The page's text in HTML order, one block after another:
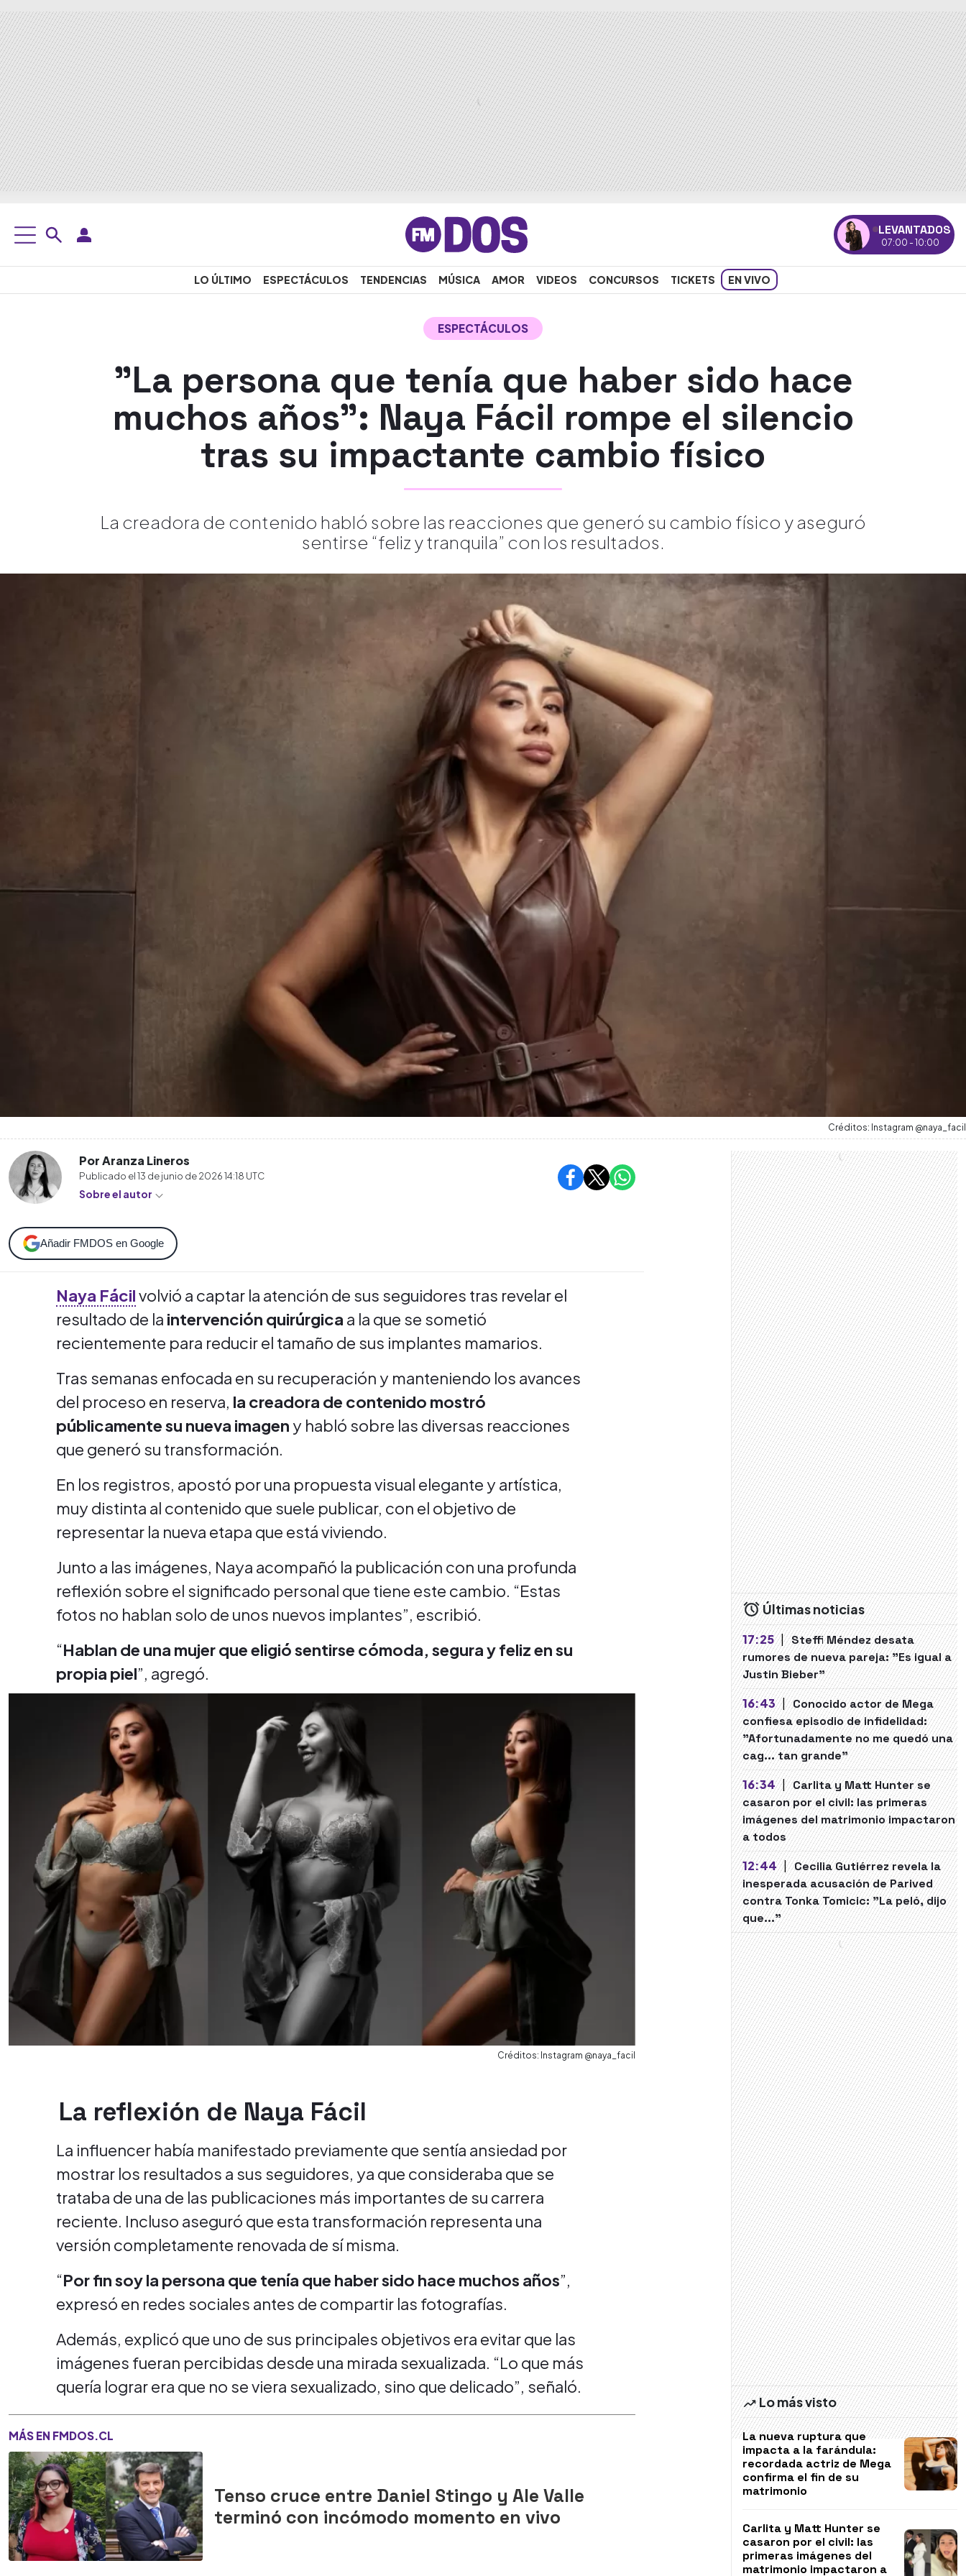
LEVANTADOS
07:00 - 10:00
LO ÚLTIMO ESPECTÁCULOS TENDENCIAS MÚSICA AMOR VIDEOS CONCURSOS TICKETS EN VIVO
ESPECTÁCULOS
"La persona que tenía que haber sido hace
muchos años": Naya Fácil rompe el silencio
tras su impactante cambio físico
La creadora de contenido habló sobre las reacciones que generó su cambio físico y aseguró
sentirse “feliz y tranquila” con los resultados.
Créditos: Instagram @naya_facil
Por Aranza Lineros
Publicado el13 de junio de 2026 14:18 UTC
Sobre el autor
Añadir FMDOS en Google
Naya Fácilvolvió a captar la atención de sus seguidores tras revelar el
resultado de la intervención quirúrgica a la que se sometió
recientemente para reducir el tamaño de sus implantes mamarios.
Tras semanas enfocada en su recuperación y manteniendo los avances
del proceso en reserva, la creadora de contenido mostró
públicamente su nueva imagen y habló sobre las diversas reacciones
que generó su transformación.
En los registros, apostó por una propuesta visual elegante y artística,
muy distinta al contenido que suele publicar, con el objetivo de
representar la nueva etapa que está viviendo.
Junto a las imágenes, Naya acompañó la publicación con una profunda
reflexión sobre el significado personal que tiene este cambio. “Estas
fotos no hablan solo de unos nuevos implantes”, escribió.
“Hablan de una mujer que eligió sentirse cómoda, segura y feliz en su
propia piel”, agregó.
Créditos: Instagram @naya_facil
La reflexión de Naya Fácil
La influencer había manifestado previamente que sentía ansiedad por
mostrar los resultados a sus seguidores, ya que consideraba que se
trataba de una de las publicaciones más importantes de su carrera
reciente. Incluso aseguró que esta transformación representa una
versión completamente renovada de sí misma.
“Por fin soy la persona que tenía que haber sido hace muchos años”,
expresó en redes sociales antes de compartir las fotografías.
Además, explicó que uno de sus principales objetivos era evitar que las
imágenes fueran percibidas desde una mirada sexualizada. “Lo que más
quería lograr era que no se viera sexualizado, sino que delicado”, señaló.
MÁS EN FMDOS.CL
Tenso cruce entre Daniel Stingo y Ale Valle
terminó con incómodo momento en vivo
Últimas noticias
17:25 | Steffi Méndez desata
rumores de nueva pareja: "Es igual a
Justin Bieber"
16:43 | Conocido actor de Mega
confiesa episodio de infidelidad:
"Afortunadamente no me quedó una
cag... tan grande"
16:34 | Carlita y Matt Hunter se
casaron por el civil: las primeras
imágenes del matrimonio impactaron
a todos
12:44 | Cecilia Gutiérrez revela la
inesperada acusación de Parived
contra Tonka Tomicic: "La peló, dijo
que..."
Lo más visto
La nueva ruptura que
impacta a la farándula:
recordada actriz de Mega
confirma el fin de su
matrimonio
Carlita y Matt Hunter se
casaron por el civil: las
primeras imágenes del
matrimonio impactaron a